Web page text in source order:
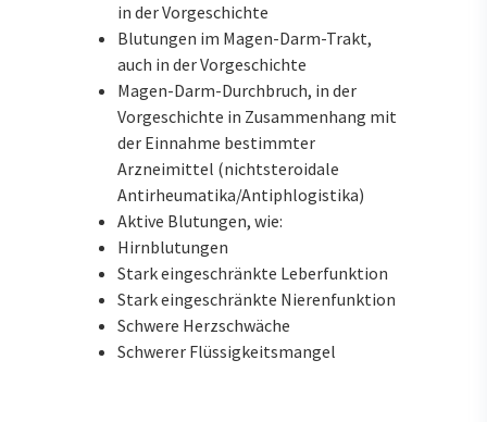
in der Vorgeschichte
Blutungen im Magen-Darm-Trakt,
auch in der Vorgeschichte
Magen-Darm-Durchbruch, in der
Vorgeschichte in Zusammenhang mit
der Einnahme bestimmter
Arzneimittel (nichtsteroidale
Antirheumatika/Antiphlogistika)
Aktive Blutungen, wie:
Hirnblutungen
Stark eingeschränkte Leberfunktion
Stark eingeschränkte Nierenfunktion
Schwere Herzschwäche
Schwerer Flüssigkeitsmangel